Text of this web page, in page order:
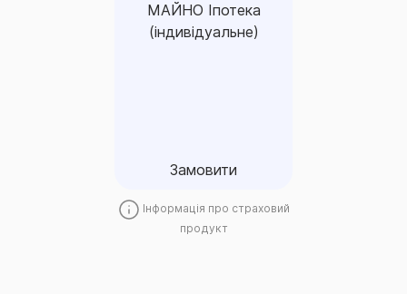
МАЙНО Іпотека
(індивідуальне)
Замовити
Інформація про страховий
продукт